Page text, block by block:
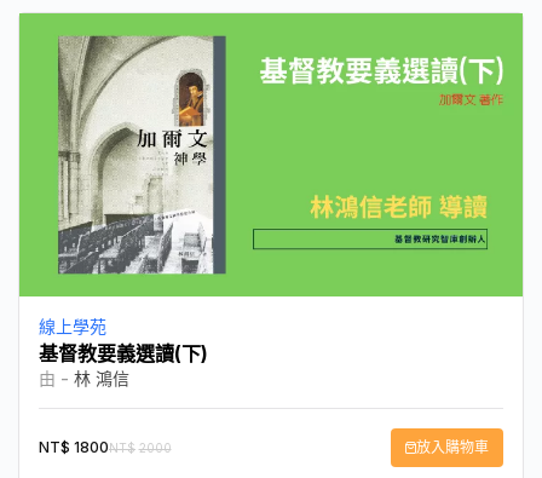
線上學苑
基督教要義選讀(下)
由 - 林 鴻信
NT$ 2000
NT$ 1800 放入購物車